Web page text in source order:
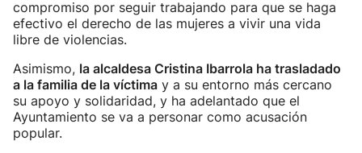
compromiso por seguir trabajando para que se haga
efectivo el derecho de las mujeres a vivir una vida
libre de violencias.
Asimismo, la alcaldesa Cristina Ibarrola ha trasladado
a la familia de la víctima y a su entorno más cercano
su apoyo y solidaridad, y ha adelantado que el
Ayuntamiento se va a personar como acusación
popular.